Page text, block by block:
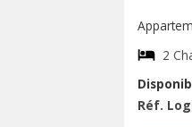
2
Réf.